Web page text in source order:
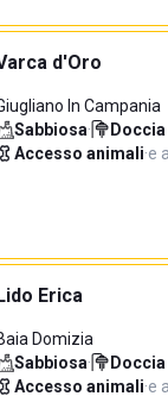
d'Oro
In Campania
Sabbiosa·
Accesso animali·e
Erica
Domizia
Sabbiosa·
Accesso animali·e